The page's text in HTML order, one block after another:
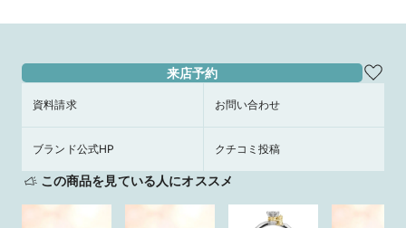
来店予約
資料請求 お問い合わせ
ブランド公式HP クチコミ投稿
この商品を見ている人にオススメ